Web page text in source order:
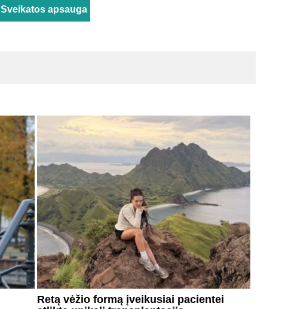
Sveikatos apsauga
Retą vėžio formą įveikusiai pacientei